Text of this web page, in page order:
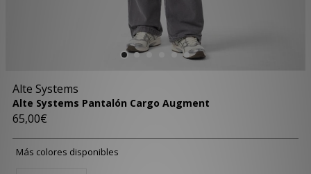
Alte Systems
Alte Systems Pantalón Cargo Augment
65,00€
Más colores disponibles